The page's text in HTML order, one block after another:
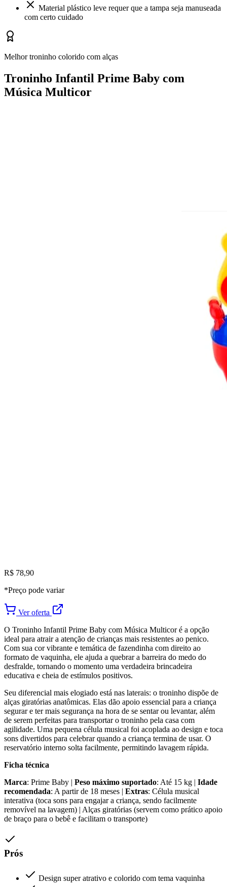
Material plástico leve requer que a tampa seja manuseada
com certo cuidado
Melhor troninho colorido com alças
Troninho Infantil Prime Baby com
Música Multicor
R$ 78,90
*Preço pode variar
Ver oferta
O Troninho Infantil Prime Baby com Música Multicor é a opção
ideal para atrair a atenção de crianças mais resistentes ao penico.
Com sua cor vibrante e temática de fazendinha com direito ao
formato de vaquinha, ele ajuda a quebrar a barreira do medo do
desfralde, tornando o momento uma verdadeira brincadeira
educativa e cheia de estímulos positivos.
Seu diferencial mais elogiado está nas laterais: o troninho dispõe de
alças giratórias anatômicas. Elas dão apoio essencial para a criança
segurar e ter mais segurança na hora de se sentar ou levantar, além
de serem perfeitas para transportar o troninho pela casa com
agilidade. Uma pequena célula musical foi acoplada ao design e toca
sons divertidos para celebrar quando a criança termina de usar. O
reservatório interno solta facilmente, permitindo lavagem rápida.
Ficha técnica
Marca: Prime Baby | Peso máximo suportado: Até 15 kg | Idade
recomendada: A partir de 18 meses | Extras: Célula musical
interativa (toca sons para engajar a criança, sendo facilmente
removível na lavagem) | Alças giratórias (servem como prático apoio
de braço para o bebê e facilitam o transporte)
Prós
Design super atrativo e colorido com tema vaquinha